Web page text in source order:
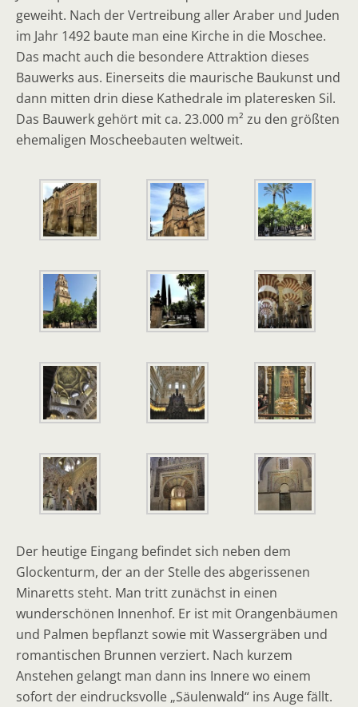
geweiht. Nach der Vertreibung aller Araber und Juden
im Jahr 1492 baute man eine Kirche in die Moschee.
Das macht auch die besondere Attraktion dieses
Bauwerks aus. Einerseits die maurische Baukunst und
dann mitten drin diese Kathedrale im plateresken Sil.
Das Bauwerk gehört mit ca. 23.000 m² zu den größten
ehemaligen Moscheebauten weltweit.
Der heutige Eingang befindet sich neben dem
Glockenturm, der an der Stelle des abgerissenen
Minaretts steht. Man tritt zunächst in einen
wunderschönen Innenhof. Er ist mit Orangenbäumen
und Palmen bepflanzt sowie mit Wassergräben und
romantischen Brunnen verziert. Nach kurzem
Anstehen gelangt man dann ins Innere wo einem
sofort der eindrucksvolle „Säulenwald“ ins Auge fällt.